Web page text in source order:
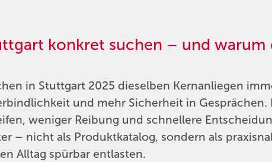
konkret suchen – und warum
in Stuttgart 2025 dieselben Kernanliegen
und mehr Sicherheit in Gesprächen.
weniger Reibung und schnellere
– nicht als Produktkatalog, sondern als
Alltag spürbar entlasten.